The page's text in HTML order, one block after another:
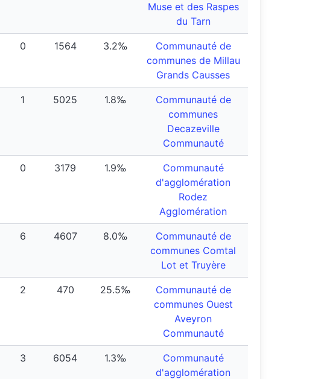
Muse et des Raspes
du Tarn
0 1564 3.2‰
Communauté de
communes de Millau
Grands Causses
1 5025 1.8‰
Communauté de
communes
Decazeville
Communauté
0 3179 1.9‰
Communauté
d'agglomération
Rodez
Agglomération
6 4607 8.0‰
Communauté de
communes Comtal
Lot et Truyère
2 470 25.5‰
Communauté de
communes Ouest
Aveyron
Communauté
3 6054 1.3‰
Communauté
d'agglomération